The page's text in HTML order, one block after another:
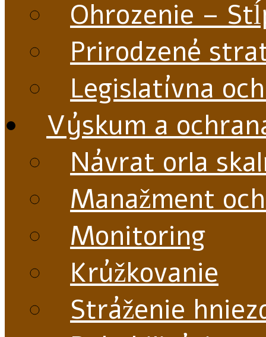
Ohrozenie –
Prirodzené
Legislatívna
Výskum a
Návrat orla
Manažment
Monitoring
Krúžkovanie
Stráženie